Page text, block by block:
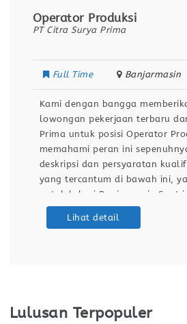
Operator Produksi
PT Citra Surya Prima
Full Time Banjarmasin
Kami dengan bangga
lowongan pekerjaan terbaru
Prima untuk posisi Operator
memahami peran ini
deskripsi dan persyaratan
yang tercantum di bawah ini,
untuk lokasi Banjarmasin.Saat
Prima sedang menjalankan
untuk merekrut talenta terbaik
Lihat detail
Lulusan Terpopuler